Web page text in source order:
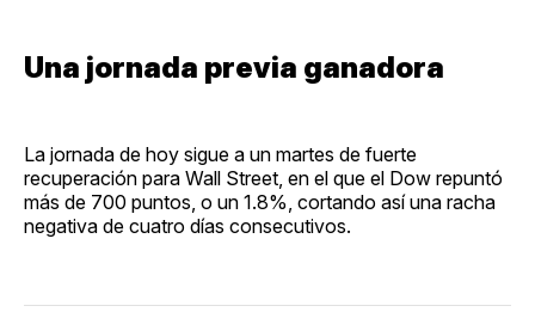
Una jornada previa ganadora
La jornada de hoy sigue a un martes de fuerte
recuperación para Wall Street, en el que el Dow repuntó
más de 700 puntos, o un 1.8%, cortando así una racha
negativa de cuatro días consecutivos.